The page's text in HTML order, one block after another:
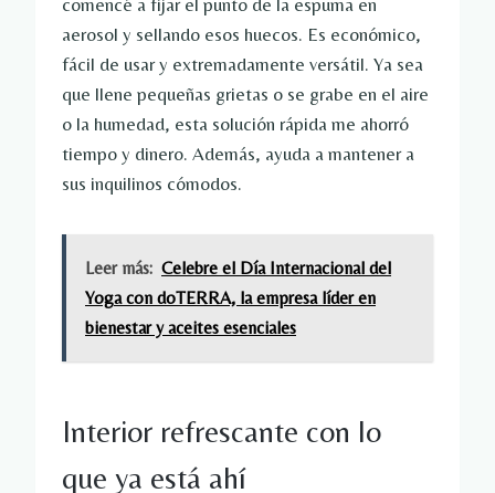
comencé a fijar el punto de la espuma en
aerosol y sellando esos huecos. Es económico,
fácil de usar y extremadamente versátil. Ya sea
que llene pequeñas grietas o se grabe en el aire
o la humedad, esta solución rápida me ahorró
tiempo y dinero. Además, ayuda a mantener a
sus inquilinos cómodos.
Leer más: Celebre el Día Internacional del
Yoga con doTERRA, la empresa líder en
bienestar y aceites esenciales
Interior refrescante con lo
que ya está ahí